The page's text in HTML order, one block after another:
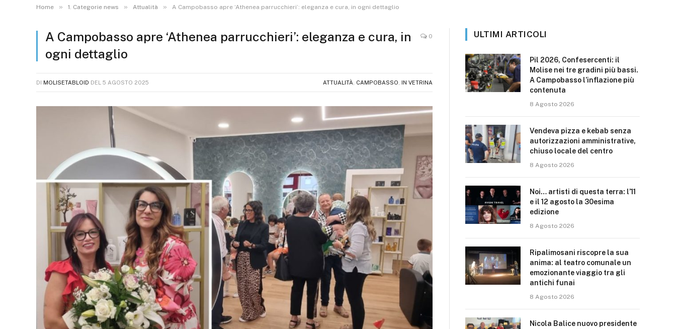
Home » 1. Categorie news » Attualità » A Campobasso apre ‘Athenea parrucchieri’: eleganza e cura, in ogni dettaglio
A Campobasso apre ‘Athenea parrucchieri’: eleganza e cura, in
ogni dettaglio
0
DI MOLISETABLOID DEL 5 AGOSTO 2025 ATTUALITÀ CAMPOBASSO IN VETRINA
ULTIMI ARTICOLI
Pil 2026, Confesercenti: il
Molise nei tre gradini più bassi.
A Campobasso l’inflazione più
contenuta
8 Agosto 2026
Vendeva pizza e kebab senza
autorizzazioni amministrative,
chiuso locale del centro
8 Agosto 2026
Noi… artisti di questa terra: l’11
e il 12 agosto la 30esima
edizione
8 Agosto 2026
Ripalimosani riscopre la sua
anima: al teatro comunale un
emozionante viaggio tra gli
antichi funai
8 Agosto 2026
Nicola Balice nuovo presidente